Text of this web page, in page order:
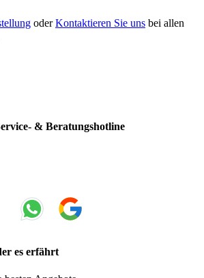
oderKontaktieren Sie uns bei allen
& Beratungshotline
es erfährt